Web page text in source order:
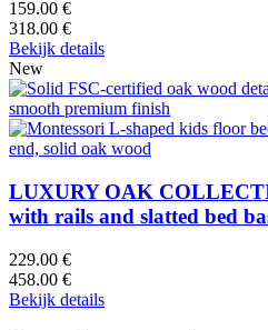
159.00 €
318.00 €
Bekijk details
New
LUXURY OAK
with rails and slatted bed
229.00 €
458.00 €
Bekijk details